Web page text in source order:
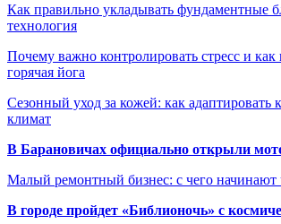
Как правильно укладывать фундаментные
технология
Почему важно контролировать стресс и как
горячая йога
Сезонный уход за кожей: как адаптировать
климат
В Барановичах официально открыли
Малый ремонтный бизнес: с чего начинают
В городе пройдет «Библионочь» с